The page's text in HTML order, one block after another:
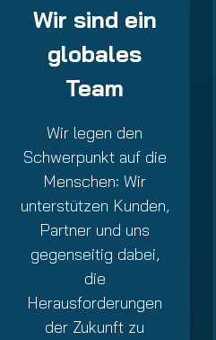
Wir sind ein
globales
Team
Wir legen den
Schwerpunkt auf die
Menschen: Wir
unterstützen Kunden,
Partner und uns
gegenseitig dabei,
die
Herausforderungen
der Zukunft zu